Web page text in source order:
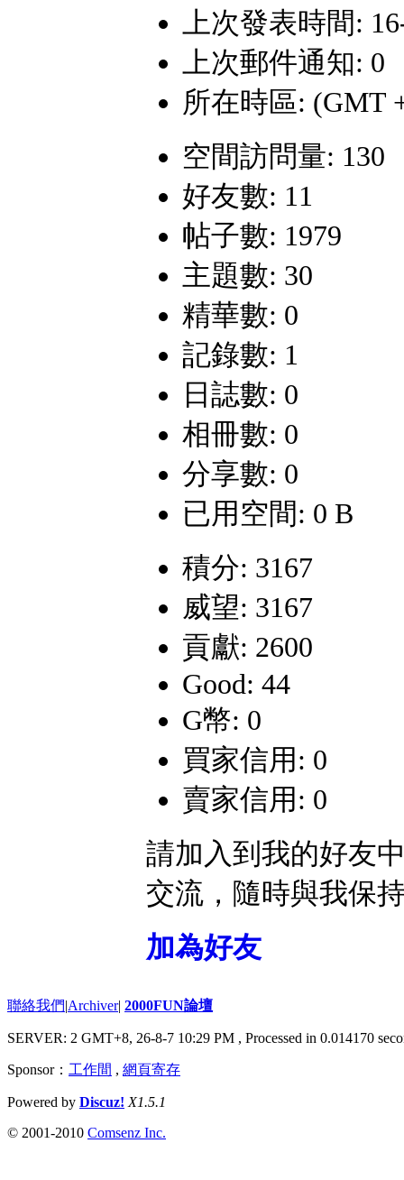
上次發表時間:
上次郵件通知: 0
所在時區: (GMT
空間訪問量: 130
好友數: 11
帖子數: 1979
主題數: 30
精華數: 0
記錄數: 1
日誌數: 0
相冊數: 0
分享數: 0
已用空間: 0 B
積分: 3167
威望: 3167
貢獻: 2600
Good: 44
G幣: 0
買家信用: 0
賣家信用: 0
請加入到我的好友
交流，隨時與我保
加為好友
聯絡我們|Archiver| 2000FUN論壇
SERVER: 2 GMT+8, 26-8-7 10:29 PM , Processed in 0.014170
Sponsor： 工作間 , 網頁寄存
Powered by Discuz! X1.5.1
© 2001-2010 Comsenz Inc.